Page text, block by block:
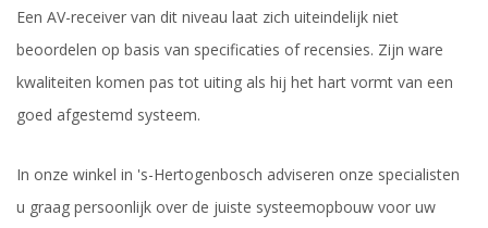
Een AV-receiver van dit niveau laat zich uiteindelijk niet
beoordelen op basis van specificaties of recensies. Zijn ware
kwaliteiten komen pas tot uiting als hij het hart vormt van een
goed afgestemd systeem.
In onze winkel in 's-Hertogenbosch adviseren onze specialisten
u graag persoonlijk over de juiste systeemopbouw voor uw